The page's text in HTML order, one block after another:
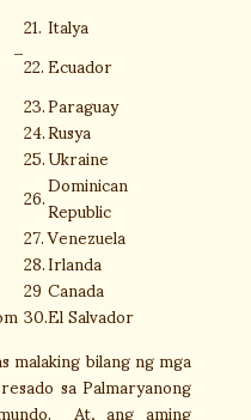
21.Italya
22.Ecuador
23.Paraguay
24.Rusya
25.Ukraine
26.Dominican
Republic
27.Venezuela
28.Irlanda
29Canada
30.El Salvador
malaking bilang ng mga
sa Palmaryanong